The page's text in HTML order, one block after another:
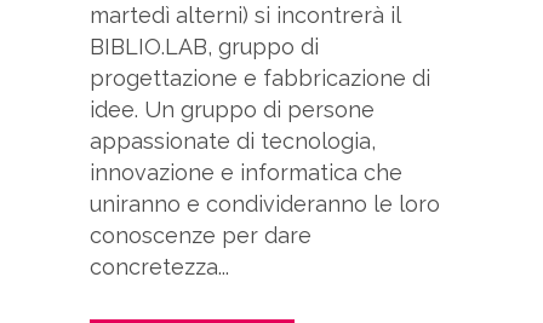
martedì alterni) si incontrerà il
BIBLIO.LAB, gruppo di
progettazione e fabbricazione di
idee. Un gruppo di persone
appassionate di tecnologia,
innovazione e informatica che
uniranno e condivideranno le loro
conoscenze per dare
concretezza...